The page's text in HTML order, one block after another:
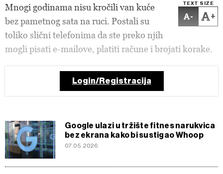
TEXT SIZE
- +
Mnogi godinama nisu kročili van kuće
bez pametnog sata na ruci. Postali su
toliko slični telefonima da ste preko njih
mogli pisati e-mailove, platiti račune i brojati korake.
Login/Registracija
Google ulazi u tržište fitnes narukvica
bez ekrana kako bi sustigao Whoop
07.05.2026